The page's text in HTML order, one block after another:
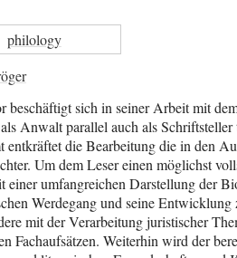
philology
beschäftigt sich in seiner Arbeit mit
Anwalt parallel auch als
entkräftet die Bearbeitung die in den
Um dem Leser einen möglichst
einer umfangreichen Darstellung der
Werdegang und seine
mit der Verarbeitung juristischer
Fachaufsätzen. Weiterhin wird der